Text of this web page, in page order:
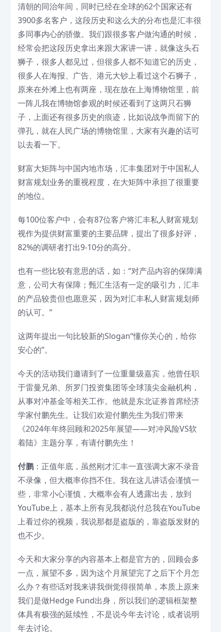
清朝的同治年间，同时已经在全球的62个国家还有
3900多名客户，这段历史和这么大的分布也是汇丰很
多同事内心的骄傲。我们跟很多客户做沟通的时候，
经常会把这段历史拿出来跟大家讲一讲，就像这头石
狮子，很多人都见过，但很多人都不知道它的历史，
很多人在海报、广告、港元大钞上看过这个石狮子，
原来在外滩上也有两座，现在放在上海博物馆里，前
一阵儿我在博物馆参观的时候还看到了这两只石狮
子，上面还有很多历史的痕迹，比如说战争而留下的
弹孔，就在人民广场的博物馆里，大家有兴趣的话可
以去看一下。
财富大矩阵与中国内地市场，汇丰集团对于中国私人
财富规划业务的重视程度，在大矩阵中承担了很重要
的地位。
每100位客户中，会有87位客户将汇丰私人财富规划
视作为提供财富重要的主要品牌，提出了很多好评，
82%的调研者打出9-10分的高分。
也有一些比较有意思的话，如：“对产品内容的保障满
意，公司大有保障；甄汇生活有一定的吸引力，汇丰
的产品较贵但也愿意买，因为对汇丰私人财富规划师
的认可。”
这两年提出一句比较新的Slogan“懂你关心的，给你
安心的”。
今天的活动我们邀请到了一位重量级嘉宾，他曾任职
于雷曼兄弟、所罗门投资集团等全球顶尖金融机构，
从事对冲基金等相关工作。他就是东北证券首席经济
学家付鹏先生。让我们欢迎付鹏先生为我们带来
《2024年年终回顾和2025年展望——对冲风险VS软
着陆》主题分享，有请付鹏先生！
付鹏 ：正值年底，虽然刚才汇丰一直强调大家不录音
不录像，但大概率你挡不住。我在这儿讲话会谨慎一
些，非常小心谨慎，大概率会有人透露出去，放到
YouTube上，基本上所有见我都说付总我在YouTube
上看过你的视频，我说那都是盗版的，靠盗版发财的
也不少。
今天和大家分享的内容基本上都是官方的，回顾会多
一点，展望不多，因为这个月展望完了之后下个月怎
么办？有些话对我来讲我倒觉得很简单，本质上原来
我们是做Hedge Fund出身，所以我们的逻辑框架整
体具有极强的延续性，不是说今年去讨论，或者说明
年去讨论。